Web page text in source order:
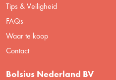
Tips & Veiligheid
FAQs
Waar te koop
Contact
Bolsius Nederland BV